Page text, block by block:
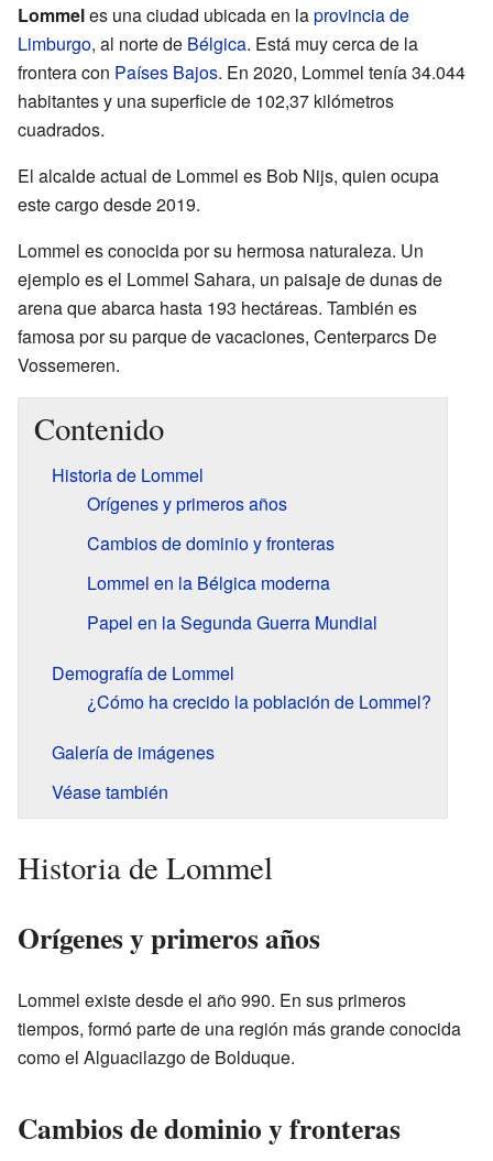
Lommeles una ciudad ubicada en laprovincia de
Limburgo, al norte de Bélgica. Está muy cerca de la
frontera con Países Bajos. En 2020, Lommel tenía 34.044
habitantes y una superficie de 102,37 kilómetros
cuadrados.
El alcalde actual de Lommel es Bob Nijs, quien ocupa
este cargo desde 2019.
Lommel es conocida por su hermosa naturaleza. Un
ejemplo es el Lommel Sahara, un paisaje de dunas de
arena que abarca hasta 193 hectáreas. También es
famosa por su parque de vacaciones, Centerparcs De
Vossemeren.
Contenido
Historia de Lommel
Orígenes y primeros años
Cambios de dominio y fronteras
Lommel en la Bélgica moderna
Papel en la Segunda Guerra Mundial
Demografía de Lommel
¿Cómo ha crecido la población de Lommel?
Galería de imágenes
Véase también
Historia de Lommel
Orígenes y primeros años
Lommel existe desde el año 990. En sus primeros
tiempos, formó parte de una región más grande conocida
como el Alguacilazgo de Bolduque.
Cambios de dominio y fronteras